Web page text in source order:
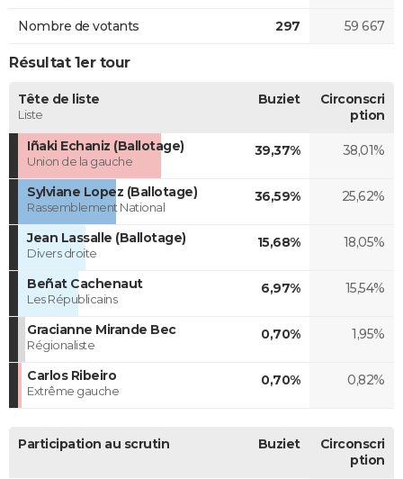
Nombre de votants 297 59 667
Résultat 1er tour
Tête de liste
Liste
Buziet
Circonscri
ption
Iñaki Echaniz (Ballotage)
Union de la gauche
39,37% 38,01%
Sylviane Lopez (Ballotage)
Rassemblement National
36,59% 25,62%
Jean Lassalle (Ballotage)
Divers droite
15,68% 18,05%
Beñat Cachenaut
Les Républicains
6,97% 15,54%
Gracianne Mirande Bec
Régionaliste
0,70% 1,95%
Carlos Ribeiro
Extrême gauche
0,70% 0,82%
Participation au scrutin Buziet
Circonscri
ption